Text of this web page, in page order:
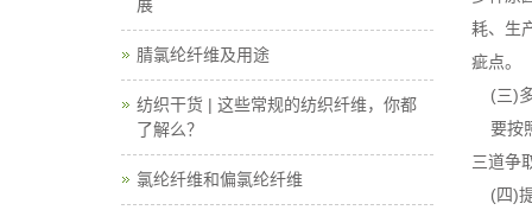
耗、生
疵点。
(三)多
要按
三道争
(四)提
展
腈氯纶纤维及用途
纺织干货 | 这些常规的纺织纤维，你都
了解么？
氯纶纤维和偏氯纶纤维